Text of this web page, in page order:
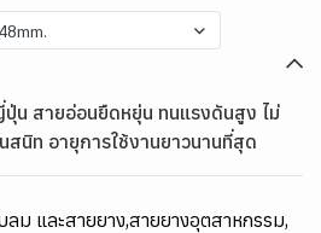
น สายอ่อนยืดหยุ่น ทนแรงดันสูง ไม่
นิท อายุการใช้งานยาวนานที่สุด
ลม และสายยาง,สายยางอุตสาหกรรม,